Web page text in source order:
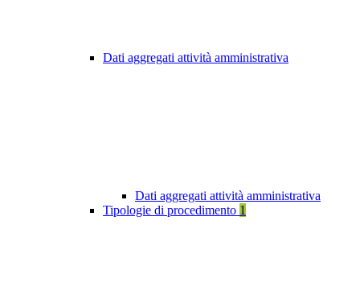
Dati aggregati attività amministrativa
Dati aggregati attività amministrativa
Tipologie di procedimento 1